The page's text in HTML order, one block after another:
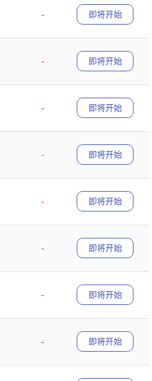
-
即将开始
-
即将开始
-
即将开始
-
即将开始
-
即将开始
-
即将开始
-
即将开始
-
即将开始